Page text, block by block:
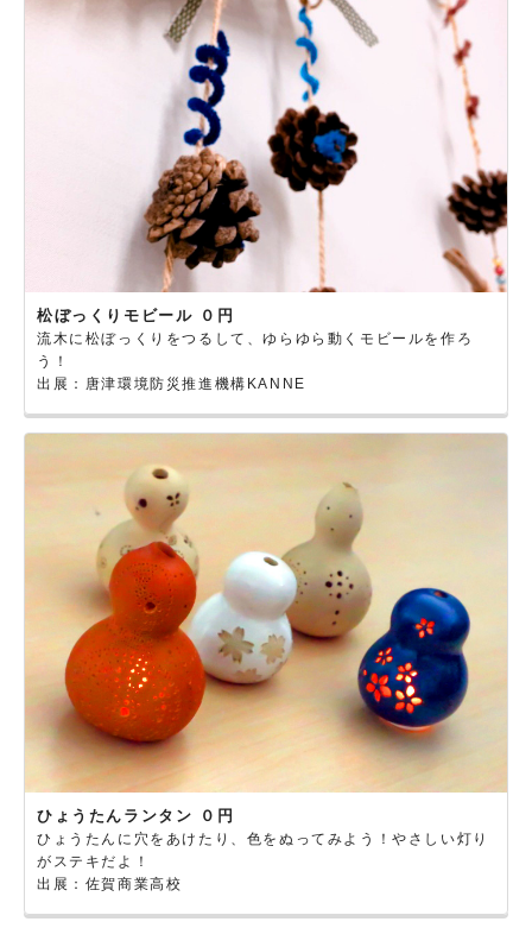
松ぼっくりモビール ０円
流木に松ぼっくりをつるして、ゆらゆら動くモビールを作ろ
う！
出展：唐津環境防災推進機構KANNE
ひょうたんランタン ０円
ひょうたんに穴をあけたり、色をぬってみよう！やさしい灯り
がステキだよ！
出展：佐賀商業高校